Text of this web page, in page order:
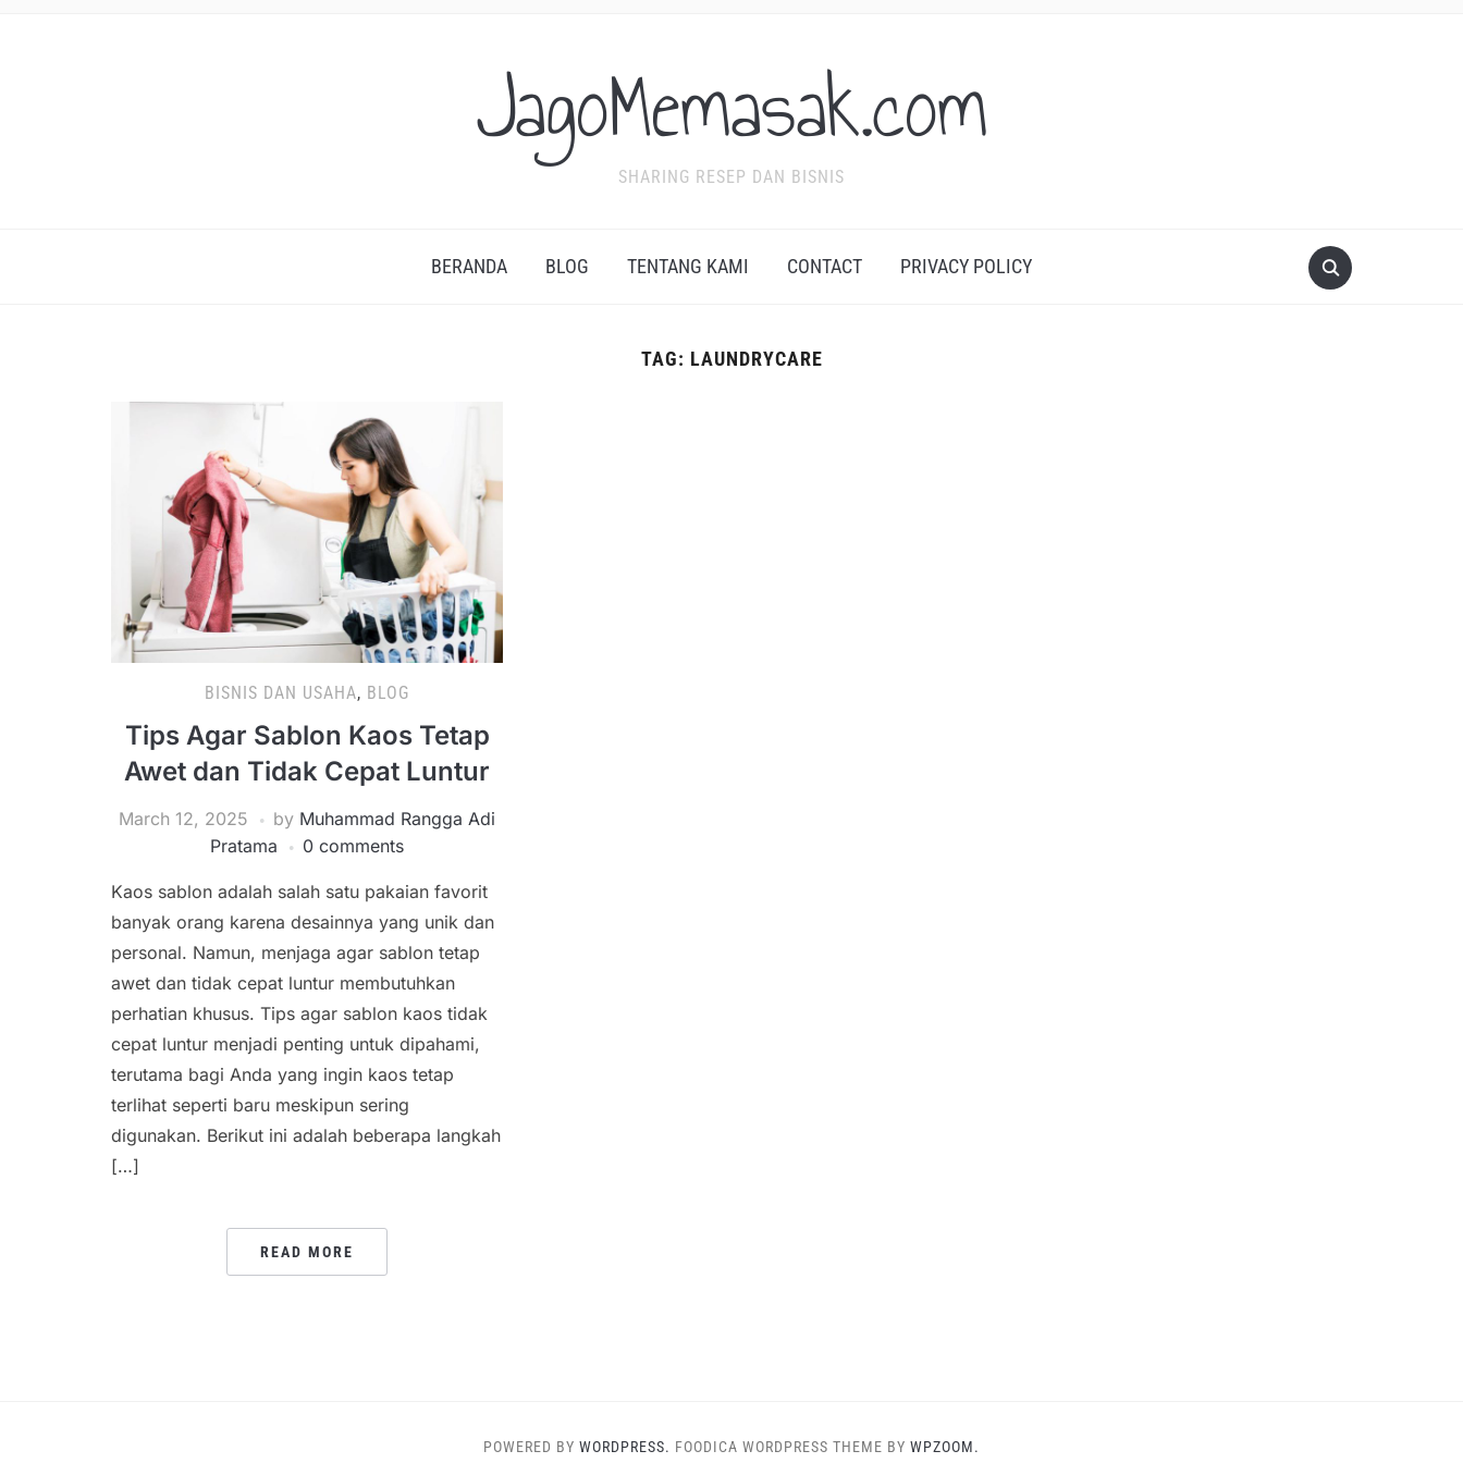
JagoMemasak.com
SHARING RESEP DAN BISNIS
BERANDA BLOG TENTANG KAMI CONTACT PRIVACY POLICY
TAG: LAUNDRYCARE
BISNIS DAN USAHA, BLOG
Tips Agar Sablon Kaos Tetap
Awet dan Tidak Cepat Luntur
March 12, 2025 by Muhammad Rangga Adi
Pratama
0 comments
Kaos sablon adalah salah satu pakaian favorit
banyak orang karena desainnya yang unik dan
personal. Namun, menjaga agar sablon tetap
awet dan tidak cepat luntur membutuhkan
perhatian khusus. Tips agar sablon kaos tidak
cepat luntur menjadi penting untuk dipahami,
terutama bagi Anda yang ingin kaos tetap
terlihat seperti baru meskipun sering
digunakan. Berikut ini adalah beberapa langkah
[…]
READ MORE
POWERED BY WORDPRESS. FOODICA WORDPRESS THEME BY WPZOOM.